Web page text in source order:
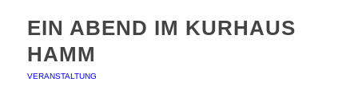
EIN ABEND IM KURHAUS
HAMM
VERANSTALTUNG